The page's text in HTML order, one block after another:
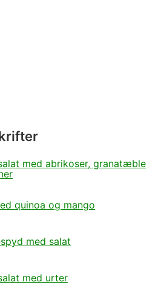
med abrikoser, granatæble
quinoa og mango
med salat
med urter